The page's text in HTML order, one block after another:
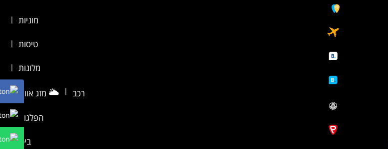
מוניות |
טיסות |
מלונות |
רכב |
🌥️ מזג אוויר |
הפלגות |
ביטוח